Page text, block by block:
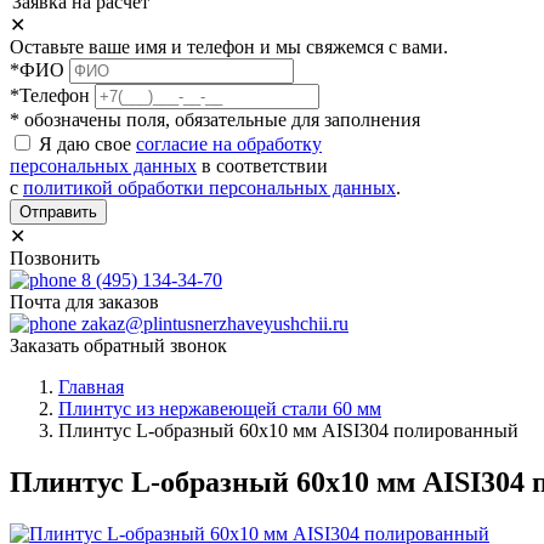
✕
Оставьте ваше имя и телефон и мы свяжемся с вами.
*ФИО
*Телефон
* обозначены поля, обязательные для заполнения
Я даю свое согласие на обработку
персональных данных в соответствии
с политикой обработки персональных данных.
Отправить
✕
Позвонить
8 (495) 134-34-70
Почта для заказов
zakaz@plintusnerzhaveyushchii.ru
Заказать обратный звонок
Главная
Плинтус из нержавеющей стали 60 мм
Плинтус L-образный 60х10 мм AISI304 полированный
Плинтус L-образный 60х10 мм AISI304